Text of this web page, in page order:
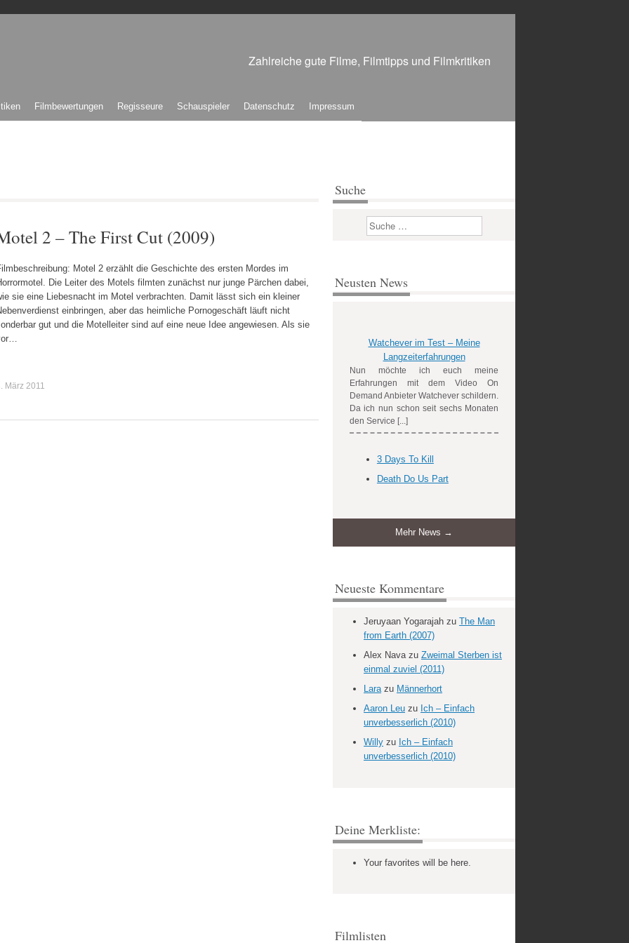
Zahlreiche gute Filme, Filmtipps und Filmkritiken
Filmbewertungen Regisseure Schauspieler Datenschutz Impressum
2 – The First Cut (2009)
Motel 2 erzählt die Geschichte des ersten Mordes im
Die Leiter des Motels filmten zunächst nur junge Pärchen dabei,
sie eine Liebesnacht im Motel verbrachten. Damit lässt sich ein kleiner
einbringen, aber das heimliche Pornogeschäft läuft nicht
gut und die Motelleiter sind auf eine neue Idee angewiesen. Als sie
März 2011
Suche
Suchen
Neusten News
Watchever im Test – Meine
Langzeiterfahrungen
Nun möchte ich euch meine
Erfahrungen mit dem Video On
Demand Anbieter Watchever schildern.
Da ich nun schon seit sechs Monaten
den Service [...]
3 Days To Kill
Death Do Us Part
Mehr News →
Neueste Kommentare
Jeruyaan Yogarajah zu The Man
from Earth (2007)
Alex Navazu Zweimal Sterben ist
einmal zuviel (2011)
Larazu Männerhort
Aaron Leu zu Ich – Einfach
unverbesserlich (2010)
Willy zu Ich – Einfach
unverbesserlich (2010)
Deine Merkliste:
Your favorites will be here.
Filmlisten